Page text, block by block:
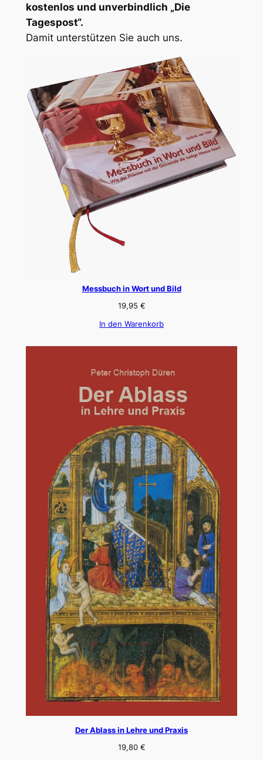
kostenlos und unverbindlich „Die
Tagespost“.
Damit unterstützen Sie auch uns.
Messbuch in Wort und Bild
19,95 €
In den Warenkorb
Der Ablass in Lehre und Praxis
19,80 €